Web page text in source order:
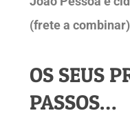
(frete a
OS SEUS
PASSOS…